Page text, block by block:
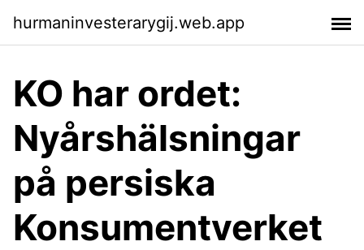
hurmaninvesterarygij.web.app
KO har ordet:
Nyårshälsningar
på persiska
Konsumentverket